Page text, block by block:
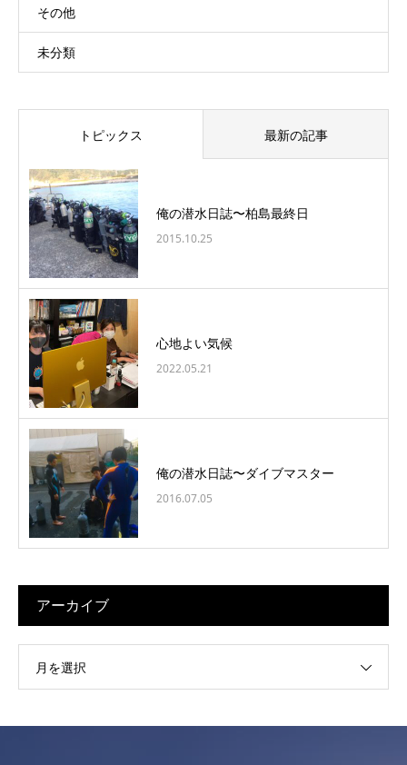
その他
未分類
トピックス 最新の記事
俺の潜水日誌〜柏島最終日
2015.10.25
心地よい気候
2022.05.21
俺の潜水日誌〜ダイブマスター
2016.07.05
アーカイブ
月を選択